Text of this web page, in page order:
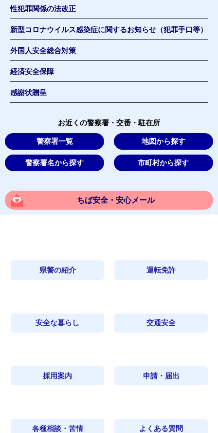
性犯罪関係の法改正
新型コロナウイルス感染症に関するお知らせ（犯罪手口等）
外国人安全総合対策
経済安全保障
感謝状贈呈
お近くの警察署・交番・駐在所
警察署一覧 地図から探す
警察署名から探す 市町村から探す
ちば安全・安心メール
県警の紹介 運転免許
安全な暮らし 交通安全
採用案内 申請・届出
各種相談・苦情 よくある質問